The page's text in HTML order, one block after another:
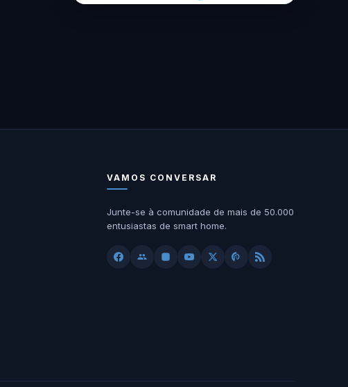
VAMOS CONVERSAR
Junte-se à comunidade de mais de 50.000
entusiastas de smart home.